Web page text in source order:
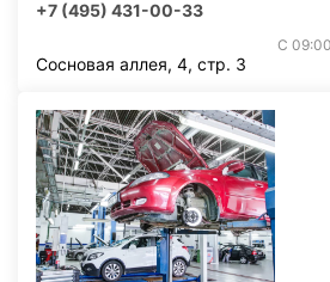
+7 (495) 431-00-33
С
Сосновая аллея, 4, стр. 3